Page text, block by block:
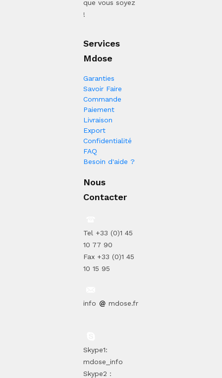
que vous soyez
!
Services
Mdose
Garanties
Savoir Faire
Commande
Paiement
Livraison
Export
Confidentialité
FAQ
Besoin d'aide ?
Nous
Contacter
Tel +33 (0)1 45
10 77 90
Fax +33 (0)1 45
10 15 95
info mdose.fr
Skype1:
mdose_info
Skype2 :